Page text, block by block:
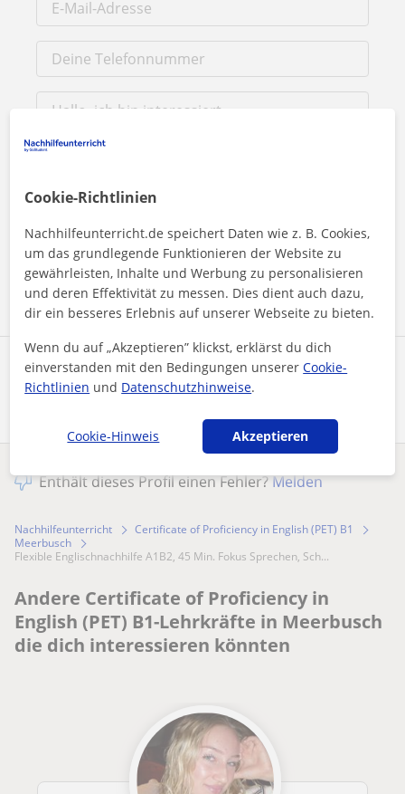
Profil teilen
Durch Klicken auf eine der beiden Schaltflächen stimmen Sie
Nachricht senden
Enthält dieses Profil einen Fehler?Melden
Nachhilfeunterricht
Certificate of Proficiency in English (PET) B1
Meerbusch
Flexible Englischnachhilfe A1B2, 45 Min. Fokus Sprechen, Sch...
Andere Certificate of Proficiency in
English (PET) B1-Lehrkräfte in Meerbusch
die dich interessieren könnten
Cookie-Richtlinien
Nachhilfeunterricht.de speichert Daten wie z. B. Cookies,
um das grundlegende Funktionieren der Website zu
gewährleisten, Inhalte und Werbung zu personalisieren
und deren Effektivität zu messen. Dies dient auch dazu,
dir ein besseres Erlebnis auf unserer Webseite zu bieten.
Wenn du auf „Akzeptieren” klickst, erklärst du dich
einverstanden mit den Bedingungen unsererCookie-
Richtlinien und Datenschutzhinweise.
Cookie-Hinweis Akzeptieren